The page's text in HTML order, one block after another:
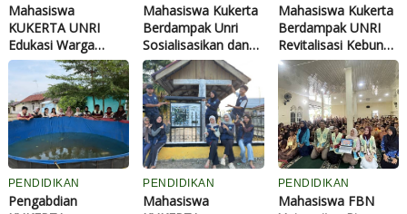
Mahasiswa
KUKERTA UNRI
Edukasi Warga
Sangkir Indah Olah
Jeruk Gugur Jadi Eco
Enzyme
Mahasiswa Kukerta
Berdampak Unri
Sosialisasikan dan
Latih Ibu-Ibu PKK
Desa Pantai Cermin
Membuat
Kombucha
Mahasiswa Kukerta
Berdampak UNRI
Revitalisasi Kebun
TOGA di Bagan
Besar Timur,
Dorong
Pemanfaatan
Tanaman Obat
Keluarga
PENDIDIKAN
Pengabdian
PENDIDIKAN
Mahasiswa
PENDIDIKAN
Mahasiswa FBN